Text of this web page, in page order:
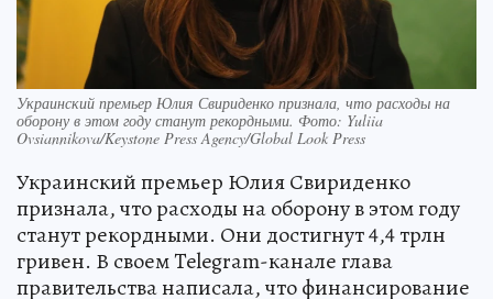
Украинский премьер Юлия Свириденко признала, что расходы на
оборону в этом году станут рекордными. Фото: Yuliia
Ovsiannikova/Keystone Press Agency/Global Look Press
Украинский премьер Юлия Свириденко
признала, что расходы на оборону в этом году
станут рекордными. Они достигнут 4,4 трлн
гривен. В своем Telegram-канале глава
правительства написала, что финансирование